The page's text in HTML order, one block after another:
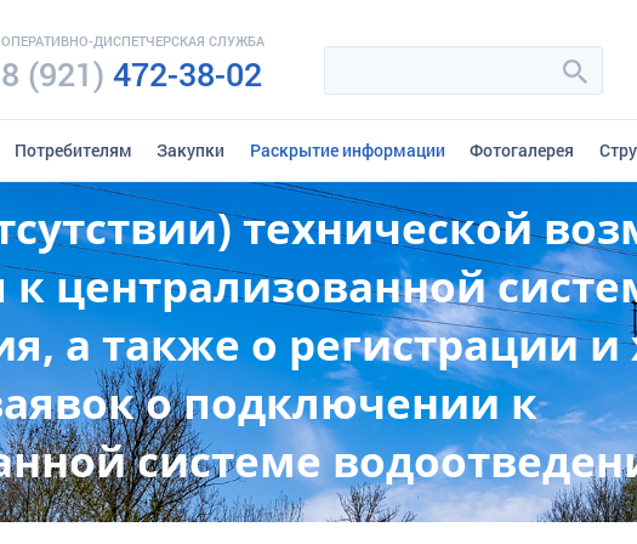
ОПЕРАТИВНО-ДИСПЕТЧЕРСКАЯ СЛУЖБА
8 (921) 472-38-02
Потребителям Закупки Раскрытие информации Фотогалерея
технической
централизованной
а также о регистрации и
о подключении к
системе